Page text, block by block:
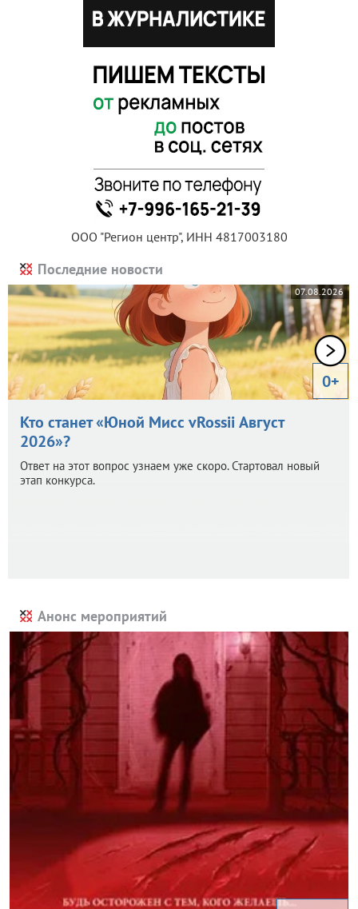
ООО "Регион центр", ИНН 4817003180
Последние новости
07.08.2026
0+
Кто станет «Юной Мисс vRossii Август
2026»?
Ответ на этот вопрос узнаем уже скоро. Стартовал новый
этап конкурса.
Анонс мероприятий